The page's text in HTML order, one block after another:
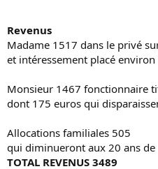
Revenus
Madame 1517 dans le privé
et intéressement placé
Monsieur 1467 fonctionnaire
dont 175 euros qui
Allocations familiales 505
qui diminueront aux 20 ans de
TOTAL REVENUS 3489